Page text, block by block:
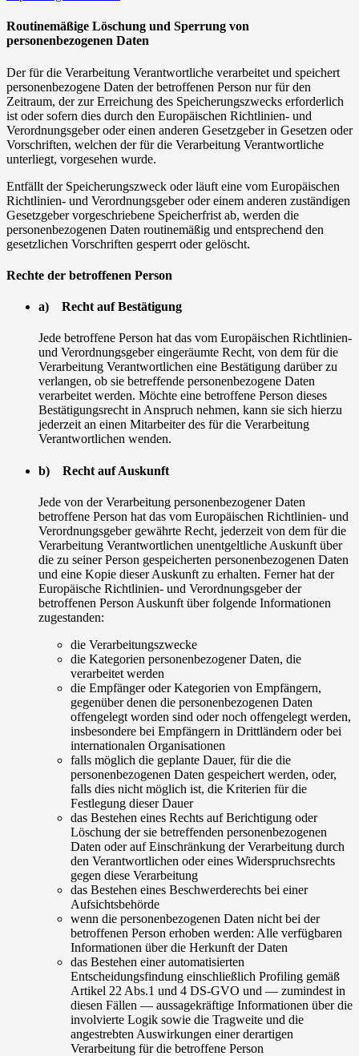
Routinemäßige Löschung und Sperrung von
personenbezogenen Daten
Der für die Verarbeitung Verantwortliche verarbeitet und speichert
personenbezogene Daten der betroffenen Person nur für den
Zeitraum, der zur Erreichung des Speicherungszwecks erforderlich
ist oder sofern dies durch den Europäischen Richtlinien- und
Verordnungsgeber oder einen anderen Gesetzgeber in Gesetzen oder
Vorschriften, welchen der für die Verarbeitung Verantwortliche
unterliegt, vorgesehen wurde.
Entfällt der Speicherungszweck oder läuft eine vom Europäischen
Richtlinien- und Verordnungsgeber oder einem anderen zuständigen
Gesetzgeber vorgeschriebene Speicherfrist ab, werden die
personenbezogenen Daten routinemäßig und entsprechend den
gesetzlichen Vorschriften gesperrt oder gelöscht.
Rechte der betroffenen Person
a) Recht auf Bestätigung
Jede betroffene Person hat das vom Europäischen Richtlinien-
und Verordnungsgeber eingeräumte Recht, von dem für die
Verarbeitung Verantwortlichen eine Bestätigung darüber zu
verlangen, ob sie betreffende personenbezogene Daten
verarbeitet werden. Möchte eine betroffene Person dieses
Bestätigungsrecht in Anspruch nehmen, kann sie sich hierzu
jederzeit an einen Mitarbeiter des für die Verarbeitung
Verantwortlichen wenden.
b) Recht auf Auskunft
Jede von der Verarbeitung personenbezogener Daten
betroffene Person hat das vom Europäischen Richtlinien- und
Verordnungsgeber gewährte Recht, jederzeit von dem für die
Verarbeitung Verantwortlichen unentgeltliche Auskunft über
die zu seiner Person gespeicherten personenbezogenen Daten
und eine Kopie dieser Auskunft zu erhalten. Ferner hat der
Europäische Richtlinien- und Verordnungsgeber der
betroffenen Person Auskunft über folgende Informationen
zugestanden:
die Verarbeitungszwecke
die Kategorien personenbezogener Daten, die
verarbeitet werden
die Empfänger oder Kategorien von Empfängern,
gegenüber denen die personenbezogenen Daten
offengelegt worden sind oder noch offengelegt werden,
insbesondere bei Empfängern in Drittländern oder bei
internationalen Organisationen
falls möglich die geplante Dauer, für die die
personenbezogenen Daten gespeichert werden, oder,
falls dies nicht möglich ist, die Kriterien für die
Festlegung dieser Dauer
das Bestehen eines Rechts auf Berichtigung oder
Löschung der sie betreffenden personenbezogenen
Daten oder auf Einschränkung der Verarbeitung durch
den Verantwortlichen oder eines Widerspruchsrechts
gegen diese Verarbeitung
das Bestehen eines Beschwerderechts bei einer
Aufsichtsbehörde
wenn die personenbezogenen Daten nicht bei der
betroffenen Person erhoben werden: Alle verfügbaren
Informationen über die Herkunft der Daten
das Bestehen einer automatisierten
Entscheidungsfindung einschließlich Profiling gemäß
Artikel 22 Abs.1 und 4 DS-GVO und — zumindest in
diesen Fällen — aussagekräftige Informationen über die
involvierte Logik sowie die Tragweite und die
angestrebten Auswirkungen einer derartigen
Verarbeitung für die betroffene Person